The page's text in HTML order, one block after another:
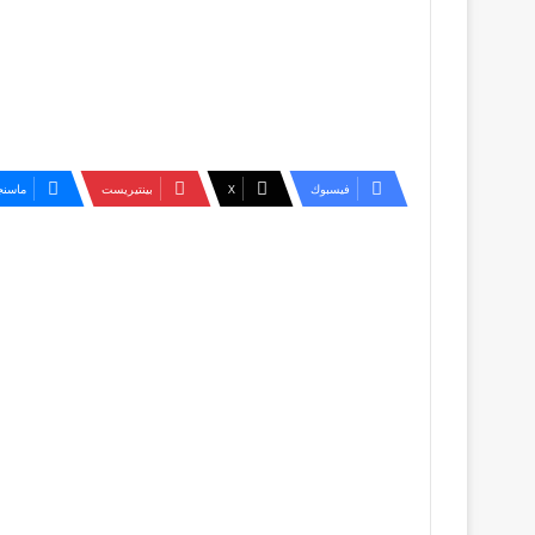
فيسبوك ‫X بينتيريست